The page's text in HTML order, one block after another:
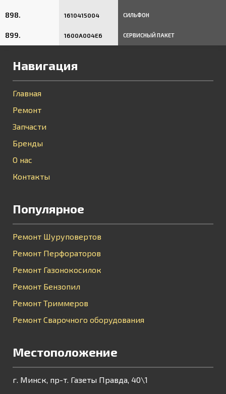
898. 1610415004 СИЛЬФОН
899. 1600A004E6 СЕРВИСНЫЙ ПАКЕТ
Навигация
Главная
Ремонт
Запчасти
Бренды
О нас
Контакты
Популярное
Ремонт Шуруповертов
Ремонт Перфораторов
Ремонт Газонокосилок
Ремонт Бензопил
Ремонт Триммеров
Ремонт Сварочного оборудования
Местоположение
г. Минск, пр-т. Газеты Правда, 40\1